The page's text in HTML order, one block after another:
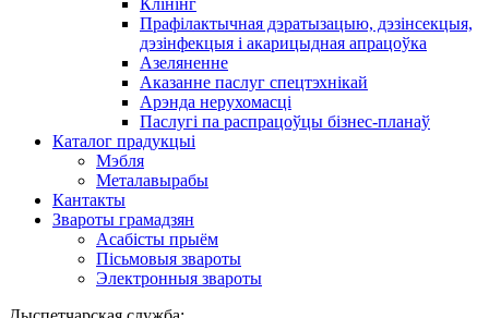
Клінінг
Прафілактычная дэратызацыю, дэзiнсекцыя,
дэзінфекцыя і акарицыдная апрацоўка
Азеляненне
Аказанне паслуг спецтэхнікай
Арэнда нерухомасці
Паслугі па распрацоўцы бізнес-планаў
Каталог прадукцыі
Мэбля
Металавырабы
Кантакты
Звароты грамадзян
Асабісты прыём
Пісьмовыя звароты
Электронныя звароты